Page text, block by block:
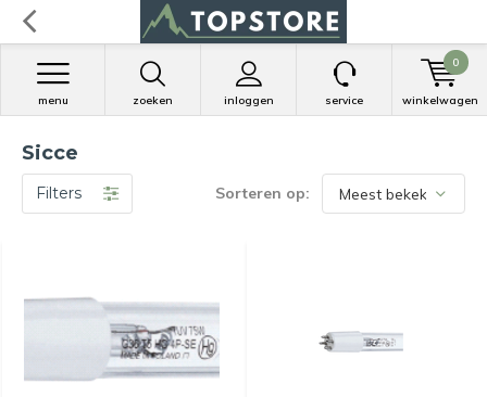
zoeken inloggen
menu service winkelwagen
0
Sicce
Filters Sorteren op: